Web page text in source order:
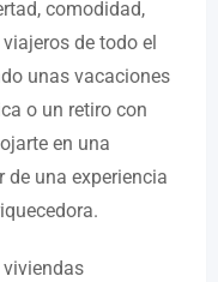
comodidad,
de todo el
unas vacaciones
o un retiro con
en una
una experiencia
viviendas